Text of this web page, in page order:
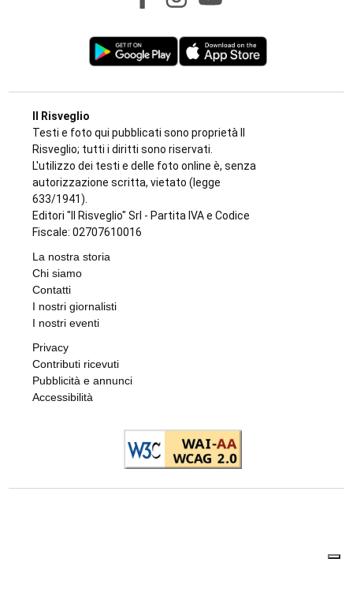
Il Risveglio
Testi e foto qui pubblicati sono proprietà Il
Risveglio; tutti i diritti sono riservati.
L'utilizzo dei testi e delle foto online è, senza
autorizzazione scritta, vietato (legge
633/1941).
Editori "Il Risveglio" Srl - Partita IVA e Codice
Fiscale: 02707610016
La nostra storia
Chi siamo
Contatti
I nostri giornalisti
I nostri eventi
Privacy
Contributi ricevuti
Pubblicità e annunci
Accessibilità